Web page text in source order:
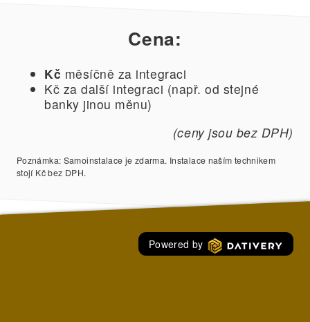
Cena:
Kč měsíčně za integraci
Kč za další integraci (např. od stejné
banky jinou měnu)
(ceny jsou bez DPH)
Poznámka: Samoinstalace je zdarma. Instalace naším technikem
stojí Kč bez DPH.
Powered by